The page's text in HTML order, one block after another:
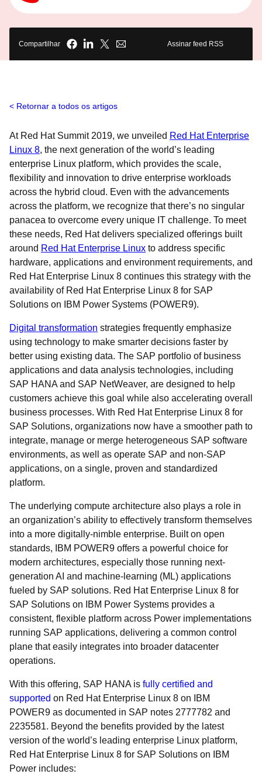
Compartilhar Assinar feed RSS
Retornar a todos os artigos
At Red Hat Summit 2019, we unveiled Red Hat Enterprise
Linux 8, the next generation of the world’s leading
enterprise Linux platform, which provides the scale,
flexibility and innovation to drive enterprise workloads
across the hybrid cloud. Even with the advancements
across the platform, we recognize that there’s no singular
panacea to overcome every unique IT challenge. To meet
these needs, Red Hat delivers specialized offerings built
around Red Hat Enterprise Linux to address specific
hardware, applications and environment requirements, and
Red Hat Enterprise Linux 8 continues this strategy with the
availability of Red Hat Enterprise Linux 8 for SAP
Solutions on IBM Power Systems (POWER9).
Digital transformation strategies frequently emphasize
using technology to make smarter decisions faster by
better using existing data. The SAP portfolio of business
applications and data analysis technologies, including
SAP HANA and SAP NetWeaver, are designed to help
customers achieve this goal while also accelerating overall
business processes. With Red Hat Enterprise Linux 8 for
SAP Solutions, organizations now have a smoother path to
integrate, manage or merge heterogeneous SAP software
environments, as well as operate SAP and non-SAP
applications, on a single, proven and standardized
platform.
The underlying compute architecture also plays a role in
an organization’s ability to effectively transform themselves
into a more digitally-nimble enterprise. Built on open
standards, IBM POWER9 offers a powerful choice for
modern architectures, especially those running next-
generation AI and machine-learning (ML) applications
fueled by SAP solutions. Red Hat Enterprise Linux 8 for
SAP Solutions on IBM Power Systems provides a
consistent, flexible platform across Power implementations
running SAP applications, delivering a common control
plane that easily integrates into broader datacenter
operations.
With this offering, SAP HANA is fully certified and
supported on Red Hat Enterprise Linux 8 on IBM
POWER9 as documented in SAP notes 2777782 and
2235581. Beyond the benefits provided by the latest
version of the world’s leading enterprise Linux platform,
Red Hat Enterprise Linux 8 for SAP Solutions on IBM
Power includes: